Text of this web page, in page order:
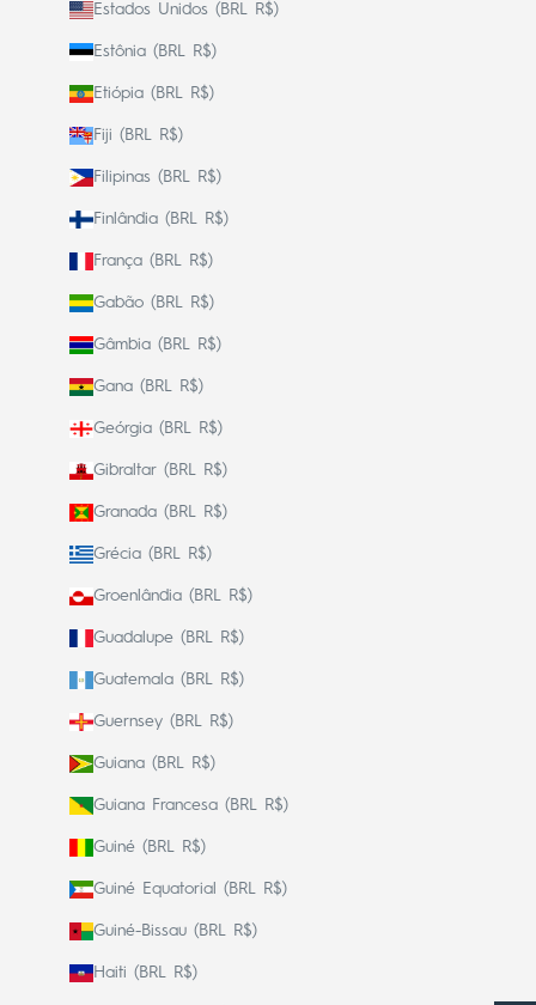
Estados Unidos (BRL R$)
Estônia (BRL R$)
Etiópia (BRL R$)
Fiji (BRL R$)
Filipinas (BRL R$)
Finlândia (BRL R$)
França (BRL R$)
Gabão (BRL R$)
Gâmbia (BRL R$)
Gana (BRL R$)
Geórgia (BRL R$)
Gibraltar (BRL R$)
Granada (BRL R$)
Grécia (BRL R$)
Groenlândia (BRL R$)
Guadalupe (BRL R$)
Guatemala (BRL R$)
Guernsey (BRL R$)
Guiana (BRL R$)
Guiana Francesa (BRL R$)
Guiné (BRL R$)
Guiné Equatorial (BRL R$)
Guiné-Bissau (BRL R$)
Haiti (BRL R$)